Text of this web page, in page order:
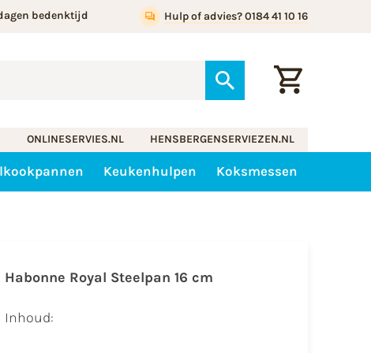
bedenktijd Hulp of advies? 0184 41 10 16
ONLINESERVIES.NL HENSBERGENSERVIEZEN.NL
Keukenhulpen Koksmessen
Habonne Royal Steelpan 16 cm
Inhoud: